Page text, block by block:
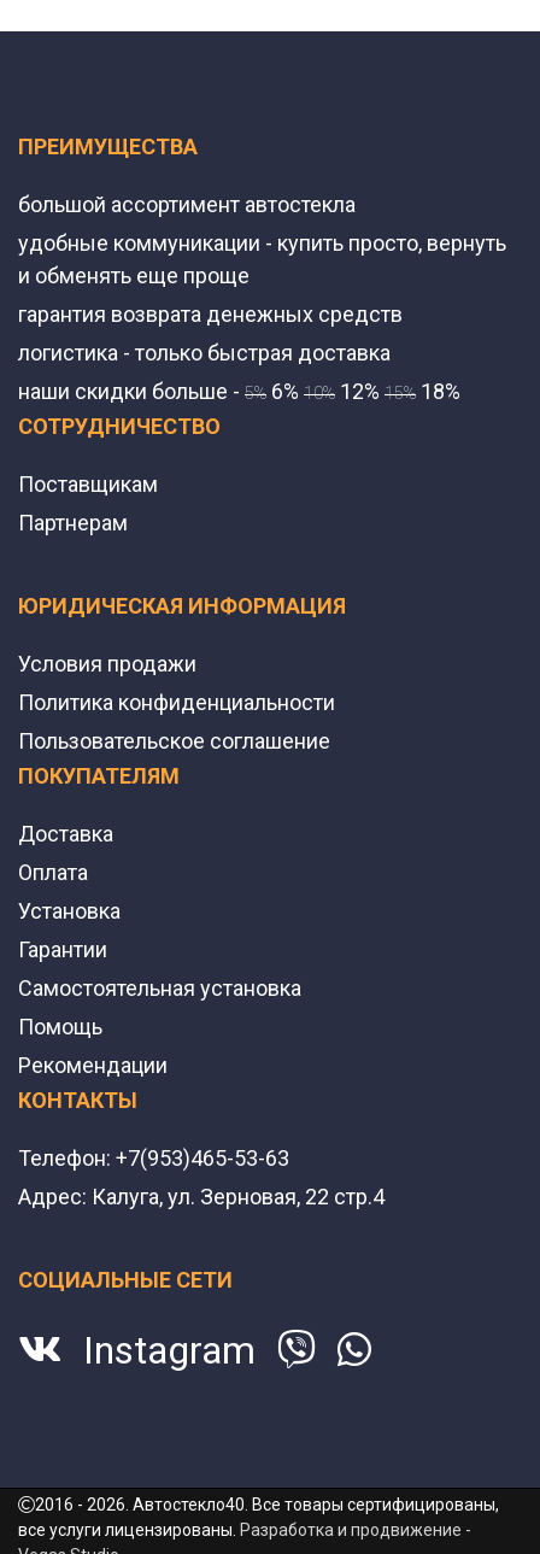
ПРЕИМУЩЕСТВА
большой ассортимент автостекла
удобные коммуникации - купить просто, вернуть
и обменять еще проще
гарантия возврата денежных средств
логистика - только быстрая доставка
наши скидки больше - 5% 6% 10% 12% 15% 18%
СОТРУДНИЧЕСТВО
Поставщикам
Партнерам
ЮРИДИЧЕСКАЯ ИНФОРМАЦИЯ
Условия продажи
Политика конфиденциальности
Пользовательское соглашение
ПОКУПАТЕЛЯМ
Доставка
Оплата
Установка
Гарантии
Самостоятельная установка
Помощь
Рекомендации
КОНТАКТЫ
Телефон: +7(953)465-53-63
Адрес: Калуга, ул. Зерновая, 22 стр.4
СОЦИАЛЬНЫЕ СЕТИ
Instagram
2016 - 2026. Автостекло40. Все товары сертифицированы,
все услуги лицензированы. Разработка и продвижение -